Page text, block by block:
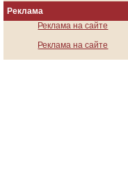
Реклама
Реклама на сайте
Реклама на сайте